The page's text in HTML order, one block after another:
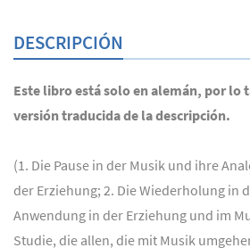
DESCRIPCIÓN
Este libro está solo en alemán, por lo
versión traducida de la descripción.
(1. Die Pause in der Musik und ihre
der Erziehung; 2. Die Wiederholung in
Anwendung in der Erziehung und im
Studie, die allen, die mit Musik